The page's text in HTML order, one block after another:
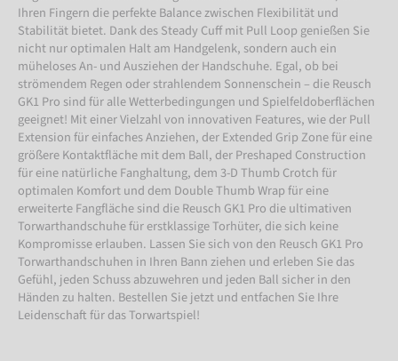
Ihren Fingern die perfekte Balance zwischen Flexibilität und
Stabilität bietet. Dank des Steady Cuff mit Pull Loop genießen Sie
nicht nur optimalen Halt am Handgelenk, sondern auch ein
müheloses An- und Ausziehen der Handschuhe. Egal, ob bei
strömendem Regen oder strahlendem Sonnenschein – die Reusch
GK1 Pro sind für alle Wetterbedingungen und Spielfeldoberflächen
geeignet! Mit einer Vielzahl von innovativen Features, wie der Pull
Extension für einfaches Anziehen, der Extended Grip Zone für eine
größere Kontaktfläche mit dem Ball, der Preshaped Construction
für eine natürliche Fanghaltung, dem 3-D Thumb Crotch für
optimalen Komfort und dem Double Thumb Wrap für eine
erweiterte Fangfläche sind die Reusch GK1 Pro die ultimativen
Torwarthandschuhe für erstklassige Torhüter, die sich keine
Kompromisse erlauben. Lassen Sie sich von den Reusch GK1 Pro
Torwarthandschuhen in Ihren Bann ziehen und erleben Sie das
Gefühl, jeden Schuss abzuwehren und jeden Ball sicher in den
Händen zu halten. Bestellen Sie jetzt und entfachen Sie Ihre
Leidenschaft für das Torwartspiel!